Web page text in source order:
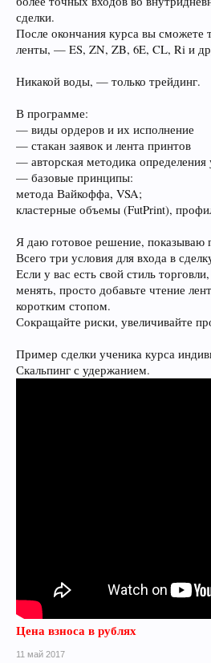
сделки.
После окончания курса вы сможете
ленты, — ES, ZN, ZB, 6E, CL, Ri и
Никакой воды, — только трейдинг.
В программе:
— виды ордеров и их исполнение
— стакан заявок и лента принтов
— авторская методика определения
— базовые принципы:
метода Вайкоффа, VSA;
кластерные объемы (FutPrint),
Я даю готовое решение, показываю
Всего три условия для входа в
Если у вас есть свой стиль
менять, просто добавьте чтение
коротким стопом.
Сокращайте риски, увеличивайте
Пример сделки ученика курса
Скальпинг с удержанием.
Цена взноса в рублях
11 май 2017